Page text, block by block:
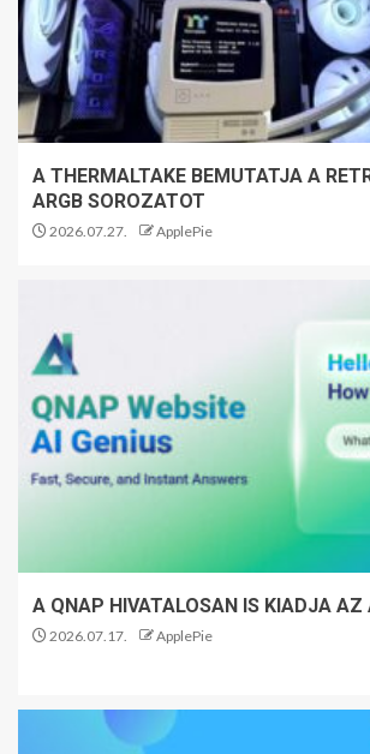
A THERMALTAKE BEMUTATJA A
ARGB SOROZATOT
2026.07.27. ApplePie
A QNAP HIVATALOSAN IS KIADJA AZ
2026.07.17. ApplePie